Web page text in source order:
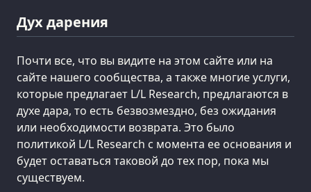
Дух дарения
Почти все, что вы видите на этом сайте или на
сайте нашего сообщества, а также многие услуги,
которые предлагает L/L Research, предлагаются в
духе дара, то есть безвозмездно, без ожидания
или необходимости возврата. Это было
политикой L/L Research с момента ее основания и
будет оставаться таковой до тех пор, пока мы
существуем.